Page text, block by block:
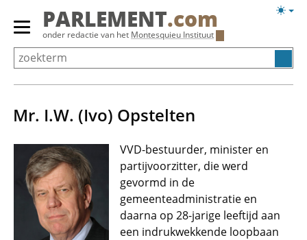
Overslaan
Primair
menu
tonen/verbergen
PARLEMENT.com
onder redactie van het Montesquieu Instituut
Mr. I.W. (Ivo) Opstelten
VVD-bestuurder, minister en
partijvoorzitter, die werd
gevormd in de
gemeenteadministratie en
daarna op 28-jarige leeftijd aan
een indrukwekkende loopbaan